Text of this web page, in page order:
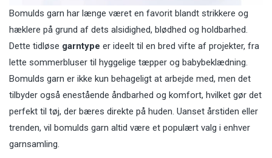
Bomulds garn har længe været en favorit blandt strikkere og
hæklere på grund af dets alsidighed, blødhed og holdbarhed.
Dette tidløse garntype er ideelt til en bred vifte af projekter, fra
lette sommerbluser til hyggelige tæpper og babybeklædning.
Bomulds garn er ikke kun behageligt at arbejde med, men det
tilbyder også enestående åndbarhed og komfort, hvilket gør det
perfekt til tøj, der bæres direkte på huden. Uanset årstiden eller
trenden, vil bomulds garn altid være et populært valg i enhver
garnsamling.